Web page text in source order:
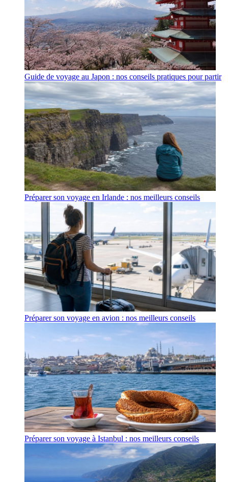
Guide de voyage au Japon : nos conseils pratiques pour partir
Préparer son voyage en Irlande : nos meilleurs conseils
Préparer son voyage en avion : nos meilleurs conseils
Préparer son voyage à Istanbul : nos meilleurs conseils